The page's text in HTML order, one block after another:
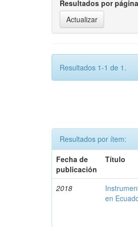
Resultados por página
Resultados 1-1 de 1.
Resultados por ítem:
Fecha de
publicación
Título
2018
en